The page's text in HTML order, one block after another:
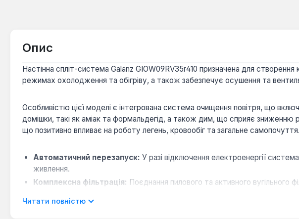
Опис
Настінна спліт-система Galanz GIOW09RV35r410 призначена для
режимах охолодження та обігріву, а також забезпечує осушення та
Особливістю цієї моделі є інтегрована система очищення повітря, що
домішки, такі як аміак та формальдегід, а також дим, що сприяє зниженню
що позитивно впливає на роботу легень, кровообіг та загальне самопочуття.
Автоматичний перезапуск: У разі відключення електроенергії
живлення.
Комплексна фільтрація: Поєднання пилового та активного вугільного
Іонізація повітря:
Читати повністю